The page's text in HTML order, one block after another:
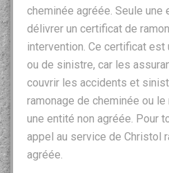
cheminée agréée. Seule
délivrer un certificat de
intervention. Ce certificat
ou de sinistre, car les
couvrir les accidents et
ramonage de cheminée ou
une entité non agréée. Pour
appel au service de Christol
agréée.